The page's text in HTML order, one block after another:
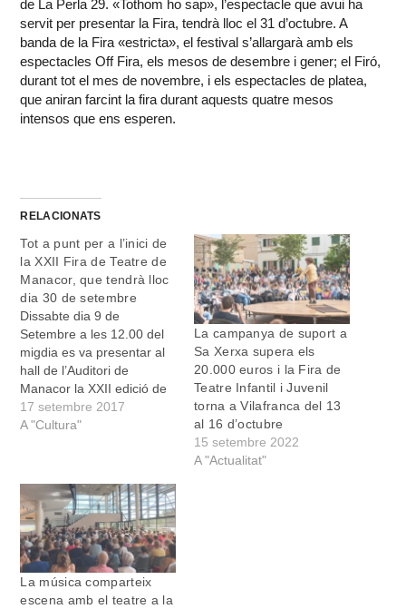
de La Perla 29. «Tothom ho sap», l’espectacle que avui ha
servit per presentar la Fira, tendrà lloc el 31 d’octubre. A
banda de la Fira «estricta», el festival s’allargarà amb els
espectacles Off Fira, els mesos de desembre i gener; el Firó,
durant tot el mes de novembre, i els espectacles de platea,
que aniran farcint la fira durant aquests quatre mesos
intensos que ens esperen.
RELACIONATS
Tot a punt per a l’inici de
la XXII Fira de Teatre de
Manacor, que tendrà lloc
dia 30 de setembre
Dissabte dia 9 de
Setembre a les 12.00 del
migdia es va presentar al
hall de l’Auditori de
Manacor la XXII edició de
la Fira de Teatre de
Manacor. L’actor i director
l’acte, que va incloure el
parlament de les
autoritats…
17 setembre 2017
A "Cultura"
La campanya de suport a
Sa Xerxa supera els
20.000 euros i la Fira de
Teatre Infantil i Juvenil
torna a Vilafranca del 13
al 16 d’octubre
15 setembre 2022
A "Actualitat"
La música comparteix
escena amb el teatre a la